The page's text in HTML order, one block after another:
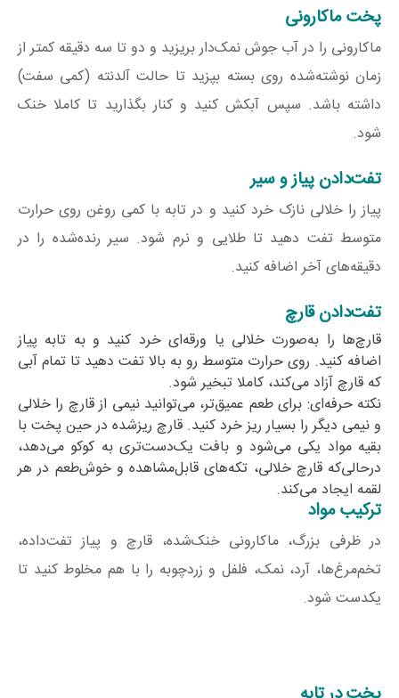
پخت ماکارونی
ماکارونی را در آب جوش نمک‌دار بریزید و دو تا سه دقیقه کمتر از
زمان نوشته‌شده روی بسته بپزید تا حالت آلدنته (کمی سفت)
داشته باشد. سپس آبکش کنید و کنار بگذارید تا کاملا خنک
شود.
تفت‌دادن پیاز و سیر
پیاز را خلالی نازک خرد کنید و در تابه با کمی روغن روی حرارت
متوسط تفت دهید تا طلایی و نرم شود. سیر رنده‌شده را در
دقیقه‌های آخر اضافه کنید.
تفت‌دادن قارچ
قارچ‌ها را به‌صورت خلالی یا ورقه‌ای خرد کنید و به تابه پیاز
اضافه کنید. روی حرارت متوسط رو به بالا تفت دهید تا تمام آبی
که قارچ آزاد می‌کند، کاملا تبخیر شود.
نکته حرفه‌ای: برای طعم عمیق‌تر، می‌توانید نیمی از قارچ را خلالی
و نیمی دیگر را بسیار ریز خرد کنید. قارچ ریزشده در حین پخت با
بقیه مواد یکی می‌شود و بافت یک‌دست‌تری به کوکو می‌دهد،
درحالی‌که قارچ خلالی، تکه‌های قابل‌مشاهده و خوش‌طعم در هر
لقمه ایجاد می‌کند.
ترکیب مواد
در ظرفی بزرگ، ماکارونی خنک‌شده، قارچ و پیاز تفت‌داده،
تخم‌مرغ‌ها، آرد، نمک، فلفل و زردچوبه را با هم مخلوط کنید تا
یکدست شود.